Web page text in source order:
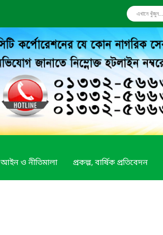
আইন ও নীতিমালা প্রকল্প, বার্ষিক প্রতিবেদন